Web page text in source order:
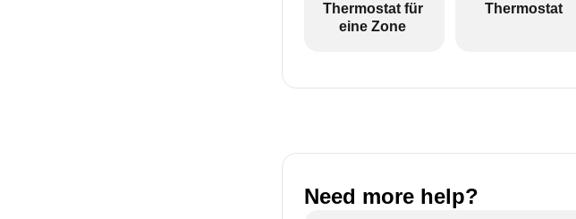
Thermostat für
eine Zone
Thermostat
Need more help?